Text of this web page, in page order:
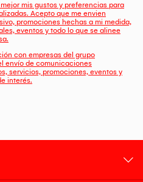
mis gustos y preferencias para
Acepto que me envien
promociones hechas a mi medida,
eventos y todo lo que se alinee
con empresas del grupo
envío de comunicaciones
servicios, promociones, eventos y
interés.